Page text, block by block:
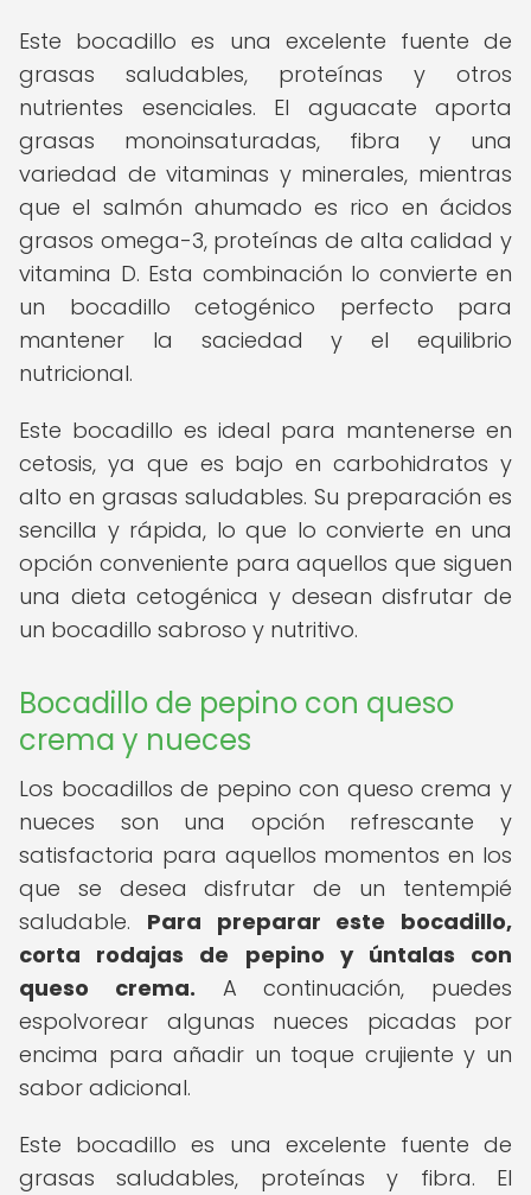
Este bocadillo es una excelente fuente de
grasas saludables, proteínas y otros
nutrientes esenciales. El aguacate aporta
grasas monoinsaturadas, fibra y una
variedad de vitaminas y minerales, mientras
que el salmón ahumado es rico en ácidos
grasos omega-3, proteínas de alta calidad y
vitamina D. Esta combinación lo convierte en
un bocadillo cetogénico perfecto para
mantener la saciedad y el equilibrio
nutricional.
Este bocadillo es ideal para mantenerse en
cetosis, ya que es bajo en carbohidratos y
alto en grasas saludables. Su preparación es
sencilla y rápida, lo que lo convierte en una
opción conveniente para aquellos que siguen
una dieta cetogénica y desean disfrutar de
un bocadillo sabroso y nutritivo.
Bocadillo de pepino con queso
crema y nueces
Los bocadillos de pepino con queso crema y
nueces son una opción refrescante y
satisfactoria para aquellos momentos en los
que se desea disfrutar de un tentempié
saludable. Para preparar este bocadillo,
corta rodajas de pepino y úntalas con
queso crema. A continuación, puedes
espolvorear algunas nueces picadas por
encima para añadir un toque crujiente y un
sabor adicional.
Este bocadillo es una excelente fuente de
grasas saludables, proteínas y fibra. El